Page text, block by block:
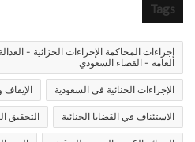
Tags
إجراءات المحاكمة الإجراءات الجزائية -
العامة - القضاء السعودي
الإجراءات الجنائية في السعودية
الاستئناف في القضايا الجنائية التحقيق